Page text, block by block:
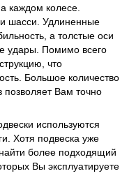
каждом колесе.
шасси. Удлиненные
а толстые оси
удары. Помимо всего
что
Большое количество
позволяет Вам точно
используются
Хотя подвеска уже
более подходящий
Вы эксплуатируете